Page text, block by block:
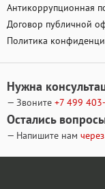
Антикоррупционная
Договор публичной
Политика
Нужна
— Звоните +7 499
Остались
— Напишите нам